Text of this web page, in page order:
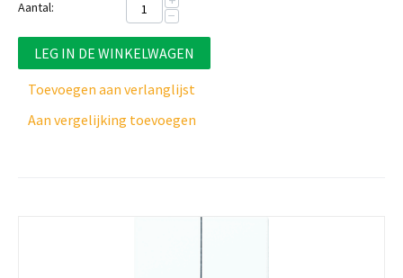
Aantal:
−
LEG IN DE WINKELWAGEN
Toevoegen aan verlanglijst
Aan vergelijking toevoegen